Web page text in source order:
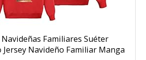
Navideñas Familiares Suéter
Navideño Familiar Manga